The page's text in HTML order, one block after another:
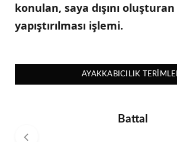
konulan, saya dışını
yapıştırılması işlemi.
AYAKKABICILIK
Battal